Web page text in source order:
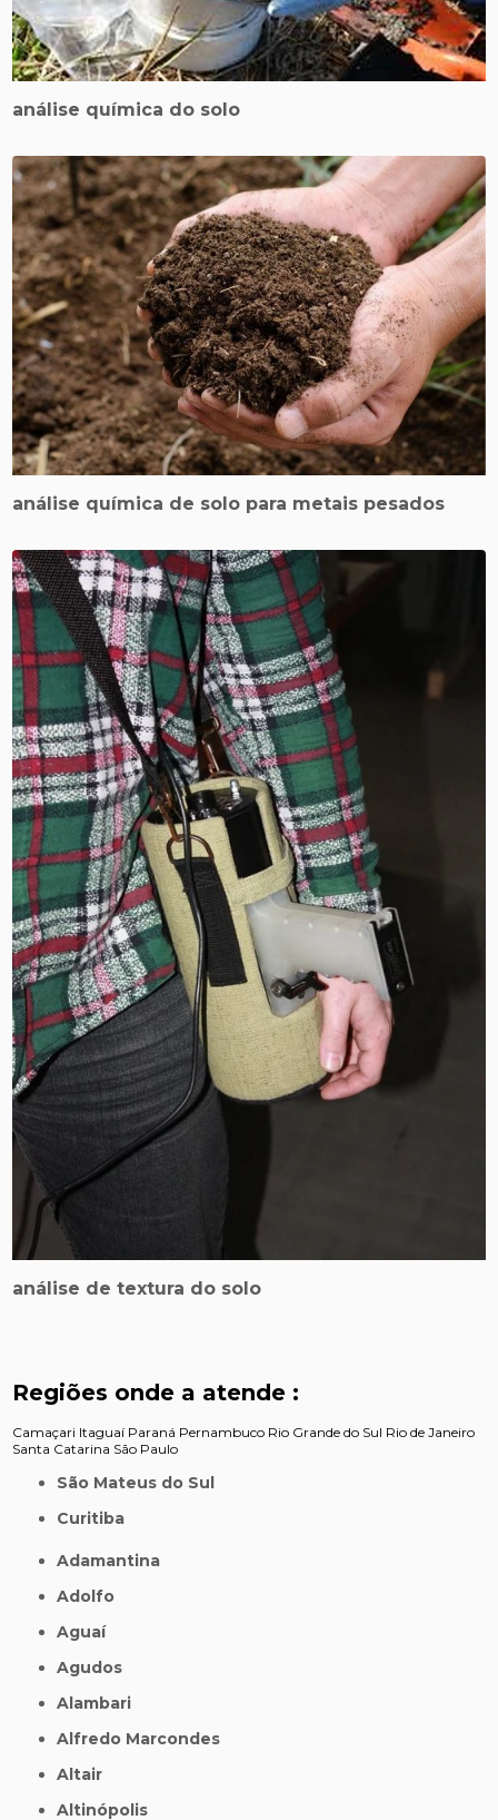
análise química do solo
análise química de solo para metais pesados
análise de textura do solo
Regiões onde a atende :
Camaçari Itaguaí Paraná Pernambuco Rio Grande do Sul Rio de Janeiro
Santa Catarina São Paulo
São Mateus do Sul
Curitiba
Adamantina
Adolfo
Aguaí
Agudos
Alambari
Alfredo Marcondes
Altair
Altinópolis